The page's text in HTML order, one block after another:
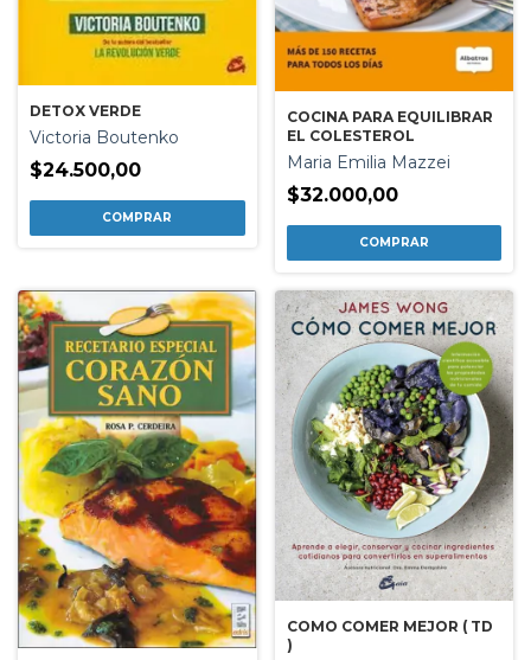
DETOX VERDE
Victoria Boutenko
$24.500,00
COCINA PARA EQUILIBRAR
EL COLESTEROL
Maria Emilia Mazzei
$32.000,00
COMO COMER MEJOR ( TD
)